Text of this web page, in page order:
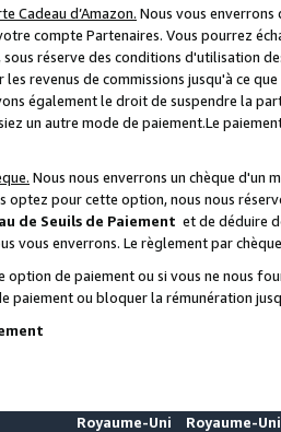
Cadeau d’Amazon. Nous vous
compte Partenaires. Vous pourrez
réserve des conditions d'utilisation
revenus de commissions jusqu'à ce
également le droit de suspendre la
un autre mode de paiement.Le
Nous nous enverrons un chèque d'un
optez pour cette option, nous nous
de Seuils de Paiement et de déduire
vous enverrons. Le règlement par
option de paiement ou si vous ne nous
paiement ou bloquer la rémunération
Royaume-Uni
Royaume-Uni